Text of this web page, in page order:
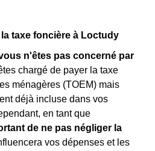
taxe foncière à Loctudy
n'êtes pas concerné par
chargé de payer la taxe
ménagères (TOEM) mais
déjà incluse dans vos
en tant que
de ne pas négliger la
vos dépenses et les